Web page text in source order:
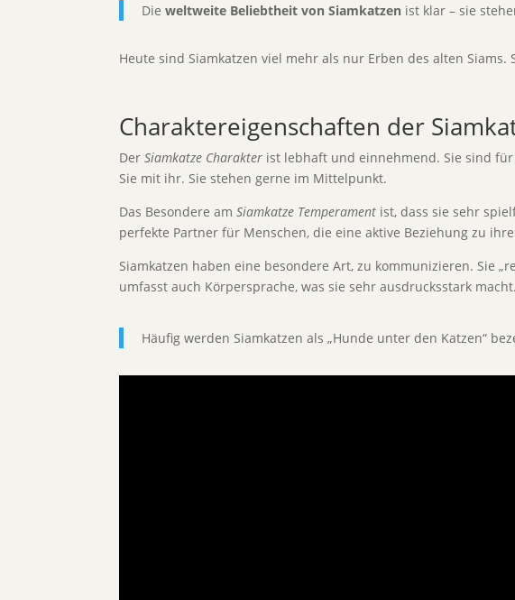
Die weltweite Beliebtheit von Siamkatzen ist klar – sie
Heute sind Siamkatzen viel mehr als nur Erben des alten
Charaktereigenschaften der
Der Siamkatze Charakter ist lebhaft und einnehmend. Sie sind
Sie mit ihr. Sie stehen gerne im Mittelpunkt.
Das Besondere am Siamkatze Temperament ist, dass sie sehr
perfekte Partner für Menschen, die eine aktive Beziehung zu
Siamkatzen haben eine besondere Art, zu kommunizieren. Sie
umfasst auch Körpersprache, was sie sehr ausdrucksstark macht.
Häufig werden Siamkatzen als „Hunde unter den Katzen“